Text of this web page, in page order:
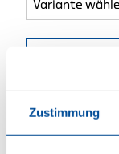
Zustimmung